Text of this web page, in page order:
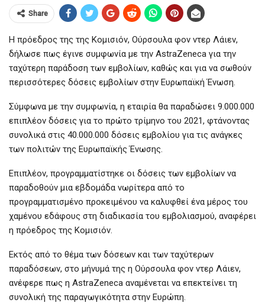
Share
Η πρόεδρος της της Κομισιόν, Ούρσουλα φον ντερ Λάιεν,
δήλωσε πως έγινε συμφωνία με την AstraZeneca για την
ταχύτερη παράδοση των εμβολίων, καθώς και για να σωθούν
περισσότερες δόσεις εμβολίων στην Ευρωπαϊκή Ένωση.
Σύμφωνα με την συμφωνία, η εταιρία θα παραδώσει 9.000.000
επιπλέον δόσεις για το πρώτο τρίμηνο του 2021, φτάνοντας
συνολικά στις 40.000.000 δόσεις εμβολίου για τις ανάγκες
των πολιτών της Ευρωπαϊκής Ένωσης.
Επιπλέον, προγραμματίστηκε οι δόσεις των εμβολίων να
παραδοθούν μια εβδομάδα νωρίτερα από το
προγραμματισμένο προκειμένου να καλυφθεί ένα μέρος του
χαμένου εδάφους στη διαδικασία του εμβολιασμού, αναφέρει
η πρόεδρος της Κομισιόν.
Εκτός από το θέμα των δόσεων και των ταχύτερων
παραδόσεων, στο μήνυμά της η Ούρσουλα φον ντερ Λάιεν,
ανέφερε πως η AstraZeneca αναμένεται να επεκτείνει τη
συνολική της παραγωγικότητα στην Ευρώπη.